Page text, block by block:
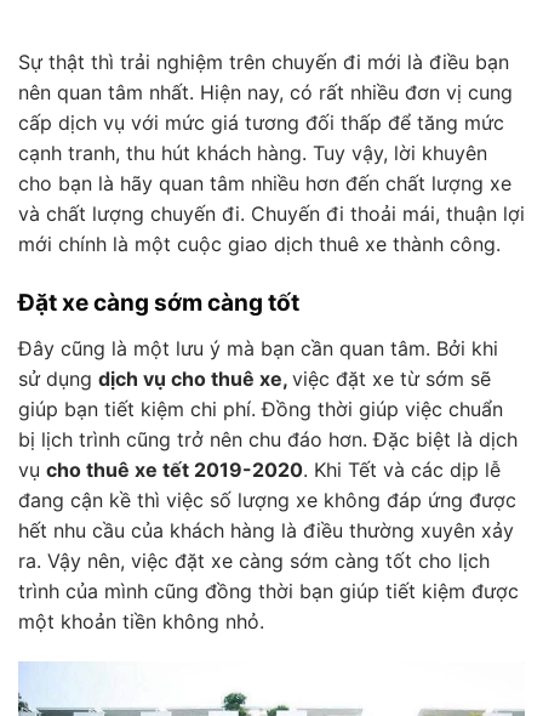
Sự thật thì trải nghiệm trên chuyến đi mới là điều bạn
nên quan tâm nhất. Hiện nay, có rất nhiều đơn vị cung
cấp dịch vụ với mức giá tương đối thấp để tăng mức
cạnh tranh, thu hút khách hàng. Tuy vậy, lời khuyên
cho bạn là hãy quan tâm nhiều hơn đến chất lượng xe
và chất lượng chuyến đi. Chuyến đi thoải mái, thuận lợi
mới chính là một cuộc giao dịch thuê xe thành công.
Đặt xe càng sớm càng tốt
Đây cũng là một lưu ý mà bạn cần quan tâm. Bởi khi
sử dụng dịch vụ cho thuê xe, việc đặt xe từ sớm sẽ
giúp bạn tiết kiệm chi phí. Đồng thời giúp việc chuẩn
bị lịch trình cũng trở nên chu đáo hơn. Đặc biệt là dịch
vụ cho thuê xe tết 2019-2020. Khi Tết và các dịp lễ
đang cận kề thì việc số lượng xe không đáp ứng được
hết nhu cầu của khách hàng là điều thường xuyên xảy
ra. Vậy nên, việc đặt xe càng sớm càng tốt cho lịch
trình của mình cũng đồng thời bạn giúp tiết kiệm được
một khoản tiền không nhỏ.